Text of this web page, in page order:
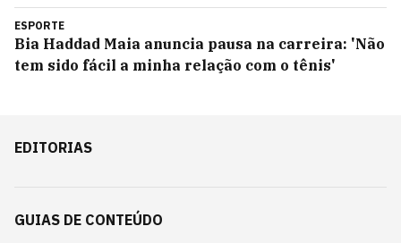
ESPORTE
Bia Haddad Maia anuncia pausa na carreira: 'Não
tem sido fácil a minha relação com o tênis'
EDITORIAS
GUIAS DE CONTEÚDO